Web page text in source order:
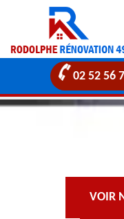
02 52 56
VOIR